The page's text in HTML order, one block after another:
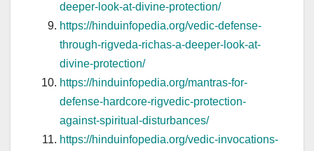
deeper-look-at-divine-protection/
https://hinduinfopedia.org/vedic-defense-
through-rigveda-richas-a-deeper-look-at-
divine-protection/
https://hinduinfopedia.org/mantras-for-
defense-hardcore-rigvedic-protection-
against-spiritual-disturbances/
https://hinduinfopedia.org/vedic-invocations-